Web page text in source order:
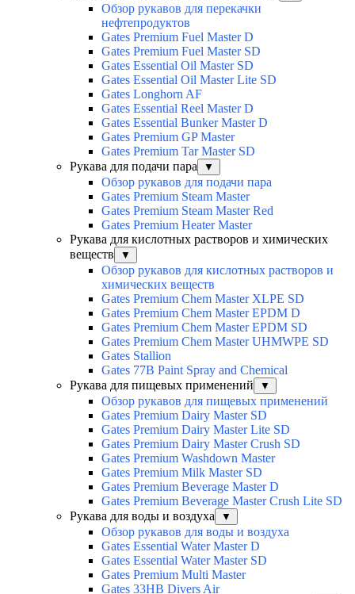
Обзор рукавов для перекачки
нефтепродуктов
Gates Premium Fuel Master D
Gates Premium Fuel Master SD
Gates Essential Oil Master SD
Gates Essential Oil Master Lite SD
Gates Longhorn AF
Gates Essential Reel Master D
Gates Essential Bunker Master D
Gates Premium GP Master
Gates Premium Tar Master SD
Рукава для подачи пара
▼
Обзор рукавов для подачи пара
Gates Premium Steam Master
Gates Premium Steam Master Red
Gates Premium Heater Master
Рукава для кислотных растворов и химических
веществ
▼
Обзор рукавов для кислотных растворов и
химических веществ
Gates Premium Chem Master XLPE SD
Gates Premium Chem Master EPDM D
Gates Premium Chem Master EPDM SD
Gates Premium Chem Master UHMWPE SD
Gates Stallion
Gates 77B Paint Spray and Chemical
Рукава для пищевых применений
▼
Обзор рукавов для пищевых применений
Gates Premium Dairy Master SD
Gates Premium Dairy Master Lite SD
Gates Premium Dairy Master Crush SD
Gates Premium Washdown Master
Gates Premium Milk Master SD
Gates Premium Beverage Master D
Gates Premium Beverage Master Crush Lite SD
Рукава для воды и воздуха
▼
Обзор рукавов для воды и воздуха
Gates Essential Water Master D
Gates Essential Water Master SD
Gates Premium Multi Master
Gates 33HB Divers Air